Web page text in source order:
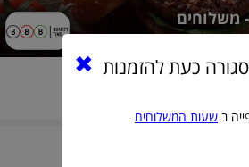
כעת להזמנות
ב שעות המשלוחים